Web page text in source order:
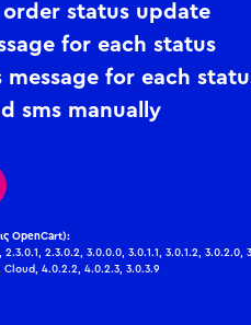
order status update
for each status
message for each
sms manually
OpenCart):
2.3.0.1, 2.3.0.2, 3.0.0.0, 3.0.1.1, 3.0.1.2, 3.0.2.0,
Cloud, 4.0.2.2, 4.0.2.3, 3.0.3.9